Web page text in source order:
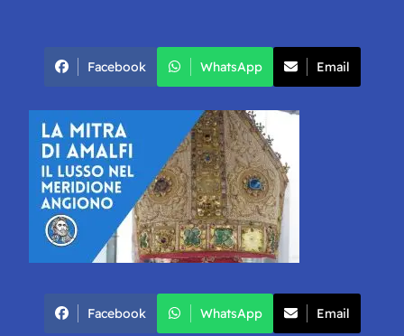
Facebook WhatsApp Email
Facebook WhatsApp Email